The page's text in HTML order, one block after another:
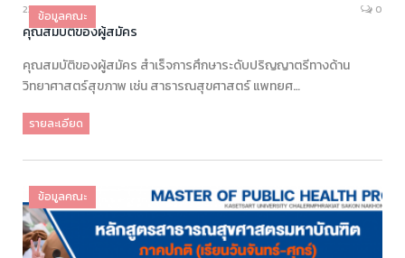
ข้อมูลคณะ
23/01/2018 0
คุณสมบัติของผู้สมัคร
คุณสมบัติของผู้สมัคร สำเร็จการศึกษาระดับปริญญาตรีทางด้าน
วิทยาศาสตร์สุขภาพ เช่น สาธารณสุขศาสตร์ แพทยศ…
รายละเอียด
ข้อมูลคณะ